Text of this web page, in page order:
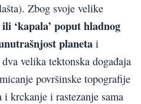
Zbog svoje velike
‘kapala’ poput hladnog
planeta i
velika tektonska događaja
površinske topografije
krckanje i rastezanje sama